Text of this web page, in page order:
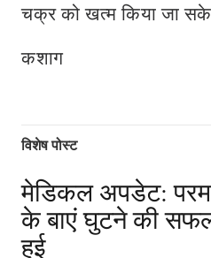
चक्र को खत्म किया जा
कशाग
विशेष पोस्ट
मेडिकल अपडेट: परम
के बाएं घुटने की सफल
हुई